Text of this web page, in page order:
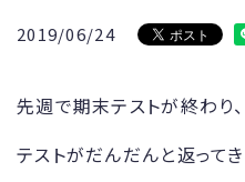
2019/06/24
先週で期末テストが終わり、
テストがだんだんと返ってき